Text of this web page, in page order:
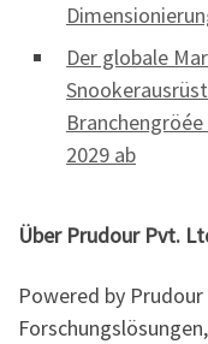
Der globale
2029 ab
Über Prudour Pvt.
Powered by